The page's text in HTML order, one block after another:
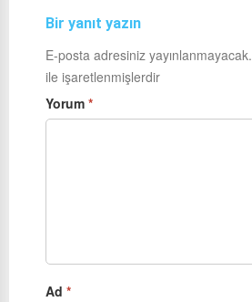
Bir yanıt yazın
E-posta adresiniz yayınlanmayacak.
ile işaretlenmişlerdir
Yorum *
Ad *